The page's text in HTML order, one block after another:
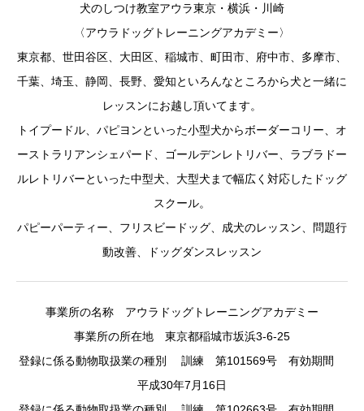
犬のしつけ教室アウラ東京・横浜・川崎
〈アウラドッグトレーニングアカデミー〉
東京都、世田谷区、大田区、稲城市、町田市、府中市、多摩市、
千葉、埼玉、静岡、長野、愛知といろんなところから犬と一緒に
レッスンにお越し頂いてます。
トイプードル、パピヨンといった小型犬からボーダーコリー、オ
ーストラリアンシェパード、ゴールデンレトリバー、ラブラドー
ルレトリバーといった中型犬、大型犬まで幅広く対応したドッグ
スクール。
パピーパーティー、フリスビードッグ、成犬のレッスン、問題行
動改善、ドッグダンスレッスン
事業所の名称 アウラドッグトレーニングアカデミー
事業所の所在地 東京都稲城市坂浜3-6-25
登録に係る動物取扱業の種別 訓練 第101569号 有効期間
平成30年7月16日